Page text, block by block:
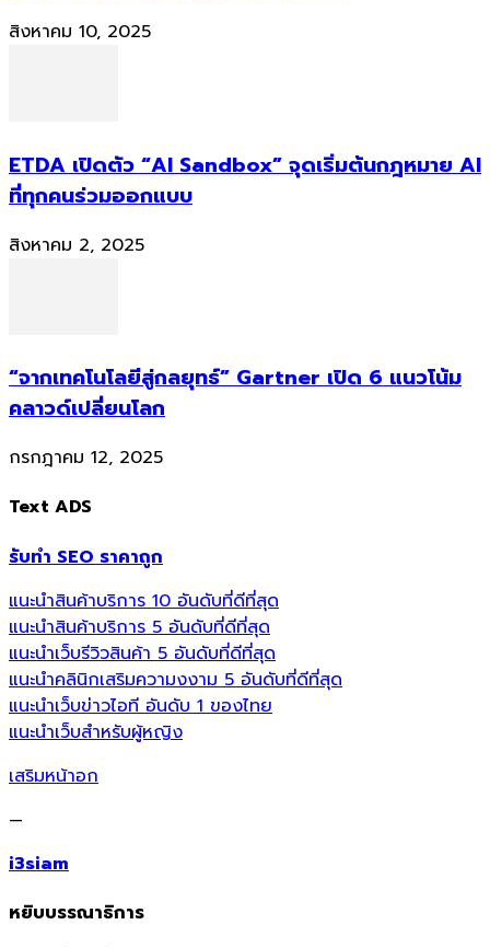
สิงหาคม 10, 2025
ETDA เปิดตัว “AI Sandbox” จุดเริ่มต้นกฎหมาย AI
ที่ทุกคนร่วมออกแบบ
สิงหาคม 2, 2025
“จากเทคโนโลยีสู่กลยุทธ์” Gartner เปิด 6 แนวโน้ม
คลาวด์เปลี่ยนโลก
กรกฎาคม 12, 2025
Text ADS
รับทำ SEO ราคาถูก
แนะนำสินค้าบริการ 10 อันดับที่ดีที่สุด
แนะนำสินค้าบริการ 5 อันดับที่ดีที่สุด
แนะนำเว็บรีวิวสินค้า 5 อันดับที่ดีที่สุด
แนะนำคลินิกเสริมความงงาม 5 อันดับที่ดีที่สุด
แนะนำเว็บข่าวไอที อันดับ 1 ของไทย
แนะนำเว็บสำหรับผู้หญิง
เสริมหน้าอก
—
i3siam
หยิบบรรณาธิการ